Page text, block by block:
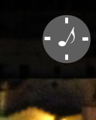
キ
ッ
プ